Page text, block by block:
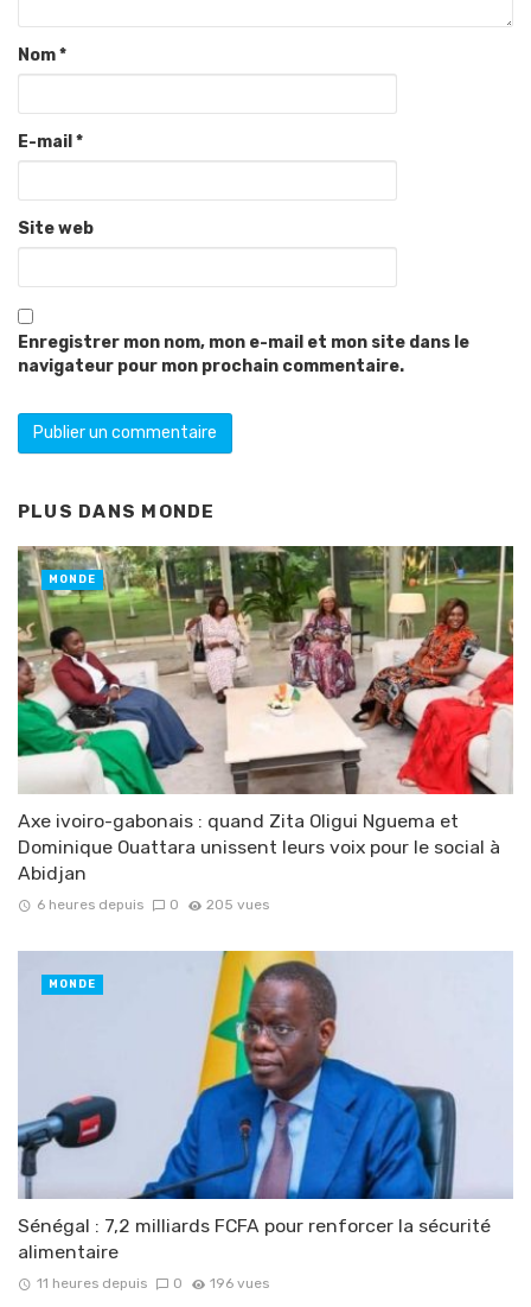
Nom*
E-mail *
Site web
Enregistrer mon nom, mon e-mail et mon site dans le
navigateur pour mon prochain commentaire.
PLUS DANS MONDE
Axe ivoiro-gabonais : quand Zita Oligui Nguema et
Dominique Ouattara unissent leurs voix pour le social à
Abidjan
6 heures depuis 0 205 vues
MONDE
Sénégal : 7,2 milliards FCFA pour renforcer la sécurité
alimentaire
11 heures depuis 0 196 vues
MONDE